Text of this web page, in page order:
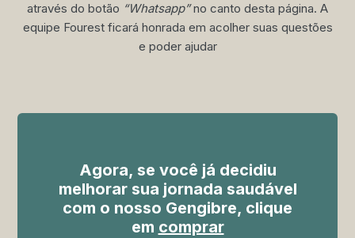
através do botão “Whatsapp”no canto desta página. A
equipe Fourest ficará honrada em acolher suas questões
e poder ajudar
Agora, se você já decidiu
melhorar sua jornada saudável
com o nosso Gengibre, clique
em comprar